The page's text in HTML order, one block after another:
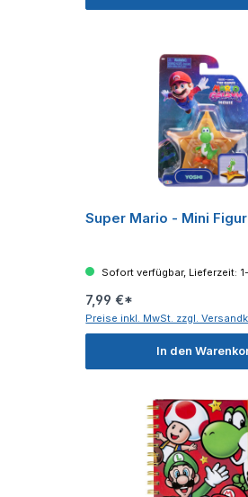
Super Mario - Mini
Sofort verfügbar, Lieferzeit:
7,99 €*
Preise inkl. MwSt. zzgl.
In den